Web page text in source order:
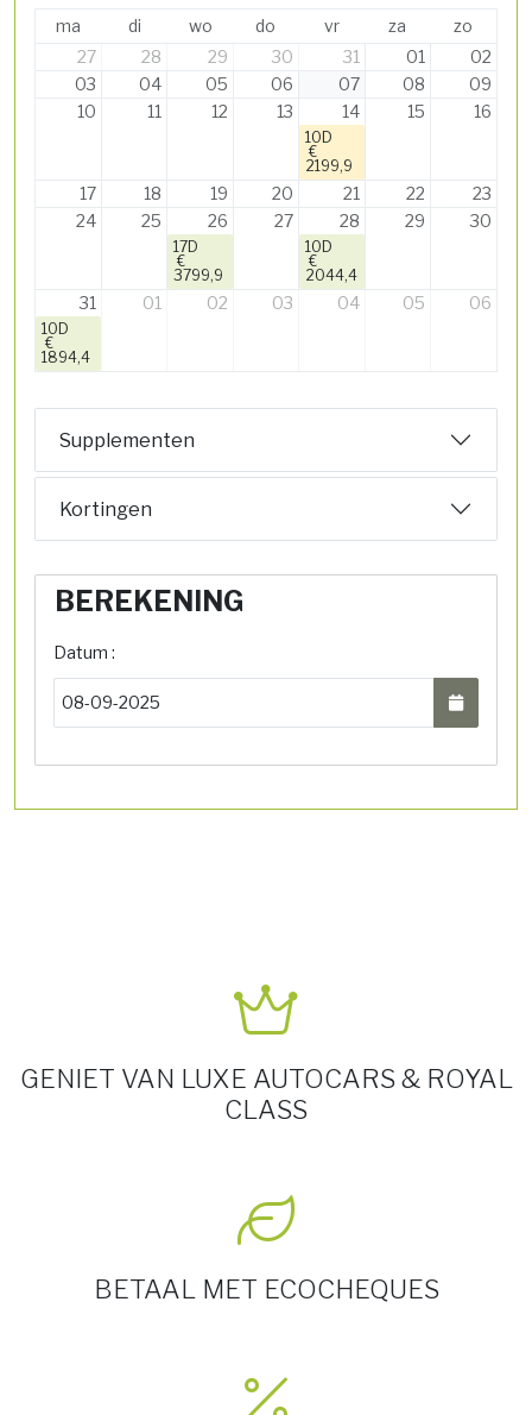
ma di wo do vr za
zo
27
28 29 30 31 01
02
03
04 05 06 07 08
09
10
11 12 13 14
10D
€
2199,9
15 16
17 18 19 20 21 22
23
24
25 26
17D
€
3799,9
27 28
10D
€
2044,4
29 30
31
10D
€
1894,4
01 02 03 04 05 06
Supplementen
Kortingen
BEREKENING
Datum :
GENIET VAN LUXE AUTOCARS & ROYAL
CLASS
BETAAL MET ECOCHEQUES